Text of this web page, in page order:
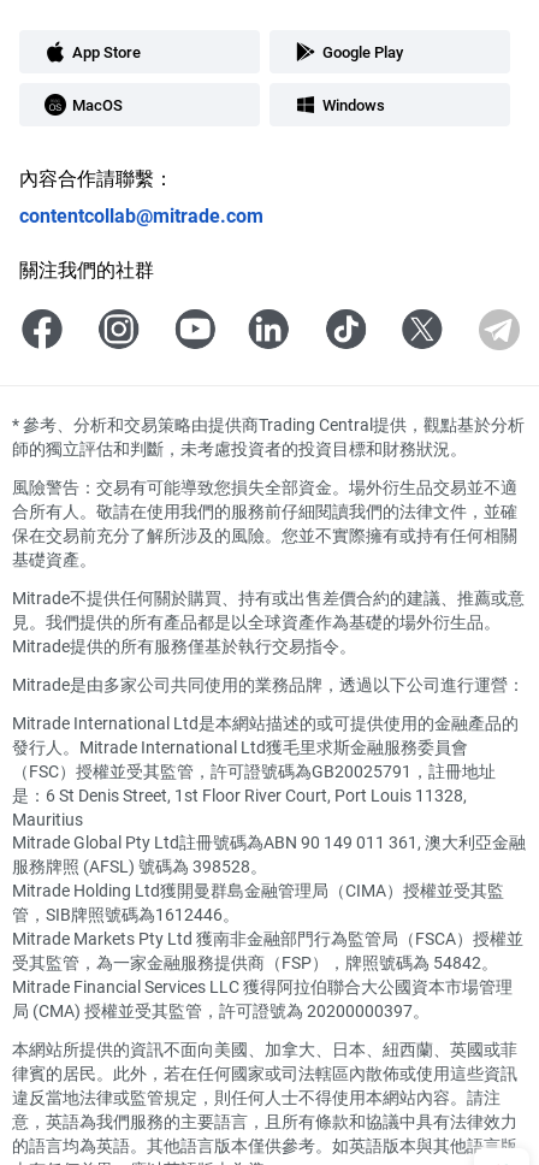
App Store Google Play
MacOS Windows
內容合作請聯繫：
contentcollab@mitrade.com
關注我們的社群
*參考、分析和交易策略由提供商Trading Central提供，觀點基於分析
師的獨立評估和判斷，未考慮投資者的投資目標和財務狀況。
風險警告：交易有可能導致您損失全部資金。場外衍生品交易並不適
合所有人。敬請在使用我們的服務前仔細閱讀我們的法律文件，並確
保在交易前充分了解所涉及的風險。您並不實際擁有或持有任何相關
基礎資產。
Mitrade不提供任何關於購買、持有或出售差價合約的建議、推薦或意
見。我們提供的所有產品都是以全球資產作為基礎的場外衍生品。
Mitrade提供的所有服務僅基於執行交易指令。
Mitrade是由多家公司共同使用的業務品牌，透過以下公司進行運營：
Mitrade International Ltd是本網站描述的或可提供使用的金融產品的
發行人。Mitrade International Ltd獲毛里求斯金融服務委員會
（FSC）授權並受其監管，許可證號碼為GB20025791，註冊地址
是：6 St Denis Street, 1st Floor River Court, Port Louis 11328,
Mauritius
Mitrade Global Pty Ltd註冊號碼為ABN 90 149 011 361, 澳大利亞金融
服務牌照 (AFSL) 號碼為 398528。
Mitrade Holding Ltd獲開曼群島金融管理局（CIMA）授權並受其監
管，SIB牌照號碼為1612446。
Mitrade Markets Pty Ltd 獲南非金融部門行為監管局（FSCA）授權並
受其監管，為一家金融服務提供商（FSP），牌照號碼為 54842。
Mitrade Financial Services LLC 獲得阿拉伯聯合大公國資本市場管理
局 (CMA) 授權並受其監管，許可證號為 20200000397。
本網站所提供的資訊不面向美國、加拿大、日本、紐西蘭、英國或菲
律賓的居民。此外，若在任何國家或司法轄區內散佈或使用這些資訊
違反當地法律或監管規定，則任何人士不得使用本網站內容。請注
意，英語為我們服務的主要語言，且所有條款和協議中具有法律效力
的語言均為英語。其他語言版本僅供參考。如英語版本與其他語言版